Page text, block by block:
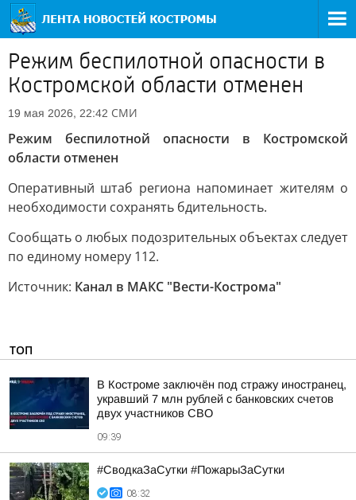
Режим беспилотной опасности в
Костромской области отменен
19 мая 2026, 22:42 СМИ
Режим беспилотной опасности в Костромской
области отменен
Оперативный штаб региона напоминает жителям о
необходимости сохранять бдительность.
Сообщать о любых подозрительных объектах следует
по единому номеру 112.
Источник: Канал в МАКС "Вести-Кострома"
ТОП
В Костроме заключён под стражу иностранец,
укравший 7 млн рублей с банковских счетов
двух участников СВО
09:39
#СводкаЗаСутки #ПожарыЗаСутки
08:32